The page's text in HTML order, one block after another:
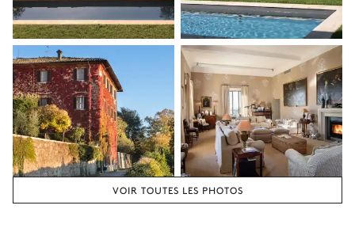
VOIR TOUTES LES PHOTOS